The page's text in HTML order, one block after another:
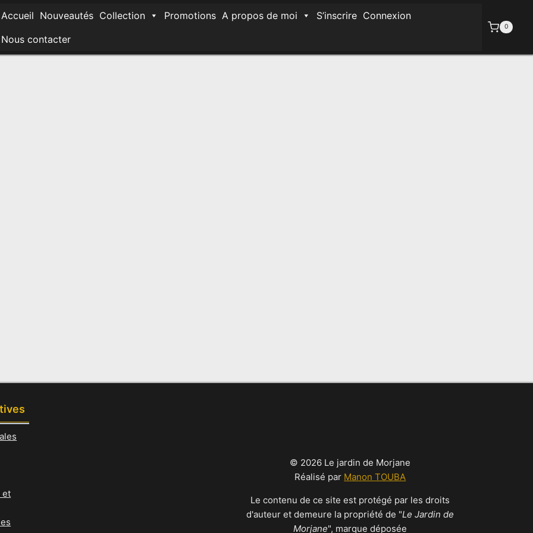
Accueil Nouveautés Collection Promotions A propos de moi S’inscrire Connexion
Nous contacter
0
et
© 2026 Le jardin de Morjane
Réalisé par Manon TOUBA
Le contenu de ce site est protégé par les droits
d'auteur et demeure la propriété de "Le Jardin de
Morjane", marque déposée